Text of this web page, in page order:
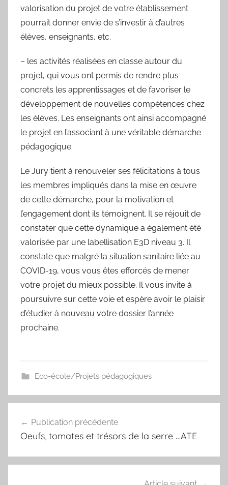
valorisation du projet de votre établissement
pourrait donner envie de s’investir à d’autres
élèves, enseignants, etc.
– les activités réalisées en classe autour du
projet, qui vous ont permis de rendre plus
concrets les apprentissages et de favoriser le
développement de nouvelles compétences chez
les élèves. Les enseignants ont ainsi accompagné
le projet en l’associant à une véritable démarche
pédagogique.
Le Jury tient à renouveler ses félicitations à tous
les membres impliqués dans la mise en œuvre
de cette démarche, pour la motivation et
l’engagement dont ils témoignent. Il se réjouit de
constater que cette dynamique a également été
valorisée par une labellisation E3D niveau 3. Il
constate que malgré la situation sanitaire liée au
COVID-19, vous vous êtes efforcés de mener
votre projet du mieux possible. Il vous invite à
poursuivre sur cette voie et espère avoir le plaisir
d’étudier à nouveau votre dossier l’année
prochaine.
Eco-école/Projets pédagogiques
de
Publication précédente
Oeufs, tomates et trésors de la serre …ATE